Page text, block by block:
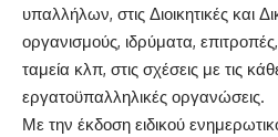
υπαλλήλων, στις Διοικητικές και
οργανισμούς, ιδρύματα,
ταμεία κλπ, στις σχέσεις με τις
εργατοϋπαλληλικές οργανώσεις.
Με την έκδοση ειδικού